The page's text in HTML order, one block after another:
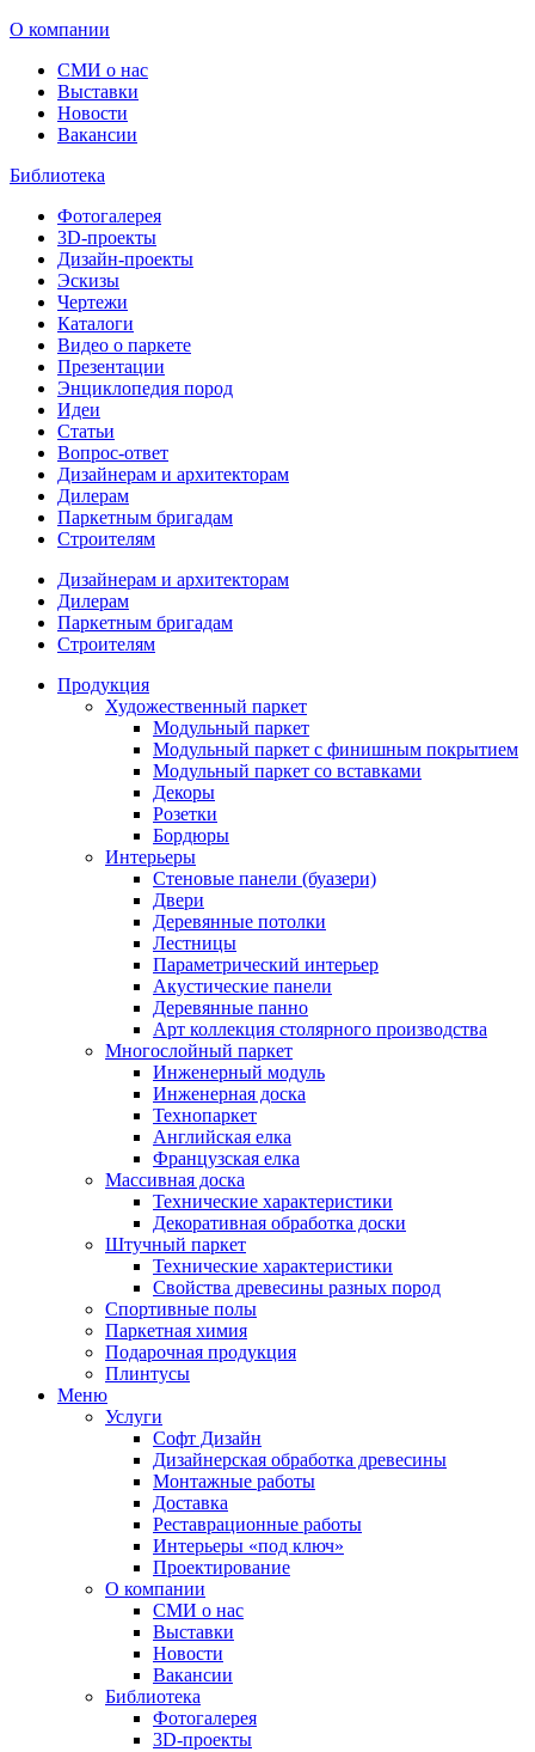
О компании
СМИ о нас
Выставки
Новости
Вакансии
Библиотека
Фотогалерея
3D-проекты
Дизайн-проекты
Эскизы
Чертежи
Каталоги
Видео о паркете
Презентации
Энциклопедия пород
Идеи
Статьи
Вопрос-ответ
Дизайнерам и архитекторам
Дилерам
Паркетным бригадам
Строителям
Дизайнерам и архитекторам
Дилерам
Паркетным бригадам
Строителям
Продукция
Художественный паркет
Модульный паркет
Модульный паркет с финишным покрытием
Модульный паркет со вставками
Декоры
Розетки
Бордюры
Интерьеры
Стеновые панели (буазери)
Двери
Деревянные потолки
Лестницы
Параметрический интерьер
Акустические панели
Деревянные панно
Арт коллекция столярного производства
Многослойный паркет
Инженерный модуль
Инженерная доска
Технопаркет
Английская елка
Французская елка
Массивная доска
Технические характеристики
Декоративная обработка доски
Штучный паркет
Технические характеристики
Свойства древесины разных пород
Спортивные полы
Паркетная химия
Подарочная продукция
Плинтусы
Меню
Услуги
Софт Дизайн
Дизайнерская обработка древесины
Монтажные работы
Доставка
Реставрационные работы
Интерьеры «под ключ»
Проектирование
О компании
СМИ о нас
Выставки
Новости
Вакансии
Библиотека
Фотогалерея
3D-проекты